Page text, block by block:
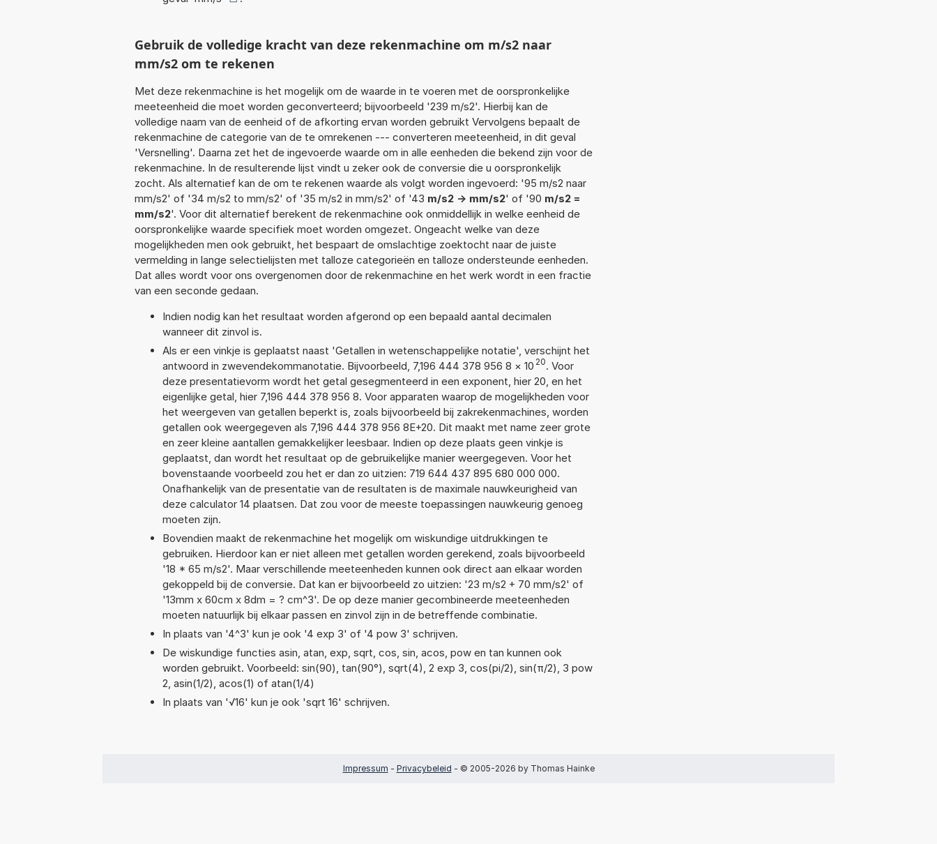
Gebruik de volledige kracht van deze rekenmachine om m/s2 naar
mm/s2 om te rekenen
Met deze rekenmachine is het mogelijk om de waarde in te voeren met de oorspronkelijke
meeteenheid die moet worden geconverteerd; bijvoorbeeld '239 m/s2'. Hierbij kan de
volledige naam van de eenheid of de afkorting ervan worden gebruikt Vervolgens bepaalt de
rekenmachine de categorie van de te omrekenen --- converteren meeteenheid, in dit geval
'Versnelling'. Daarna zet het de ingevoerde waarde om in alle eenheden die bekend zijn voor de
rekenmachine. In de resulterende lijst vindt u zeker ook de conversie die u oorspronkelijk
zocht. Als alternatief kan de om te rekenen waarde als volgt worden ingevoerd: '95 m/s2 naar
mm/s2' of '34 m/s2 to mm/s2' of '35 m/s2 in mm/s2' of '43 m/s2 -> mm/s2' of '90 m/s2 =
mm/s2'. Voor dit alternatief berekent de rekenmachine ook onmiddellijk in welke eenheid de
oorspronkelijke waarde specifiek moet worden omgezet. Ongeacht welke van deze
mogelijkheden men ook gebruikt, het bespaart de omslachtige zoektocht naar de juiste
vermelding in lange selectielijsten met talloze categorieën en talloze ondersteunde eenheden.
Dat alles wordt voor ons overgenomen door de rekenmachine en het werk wordt in een fractie
van een seconde gedaan.
Indien nodig kan het resultaat worden afgerond op een bepaald aantal decimalen
wanneer dit zinvol is.
Als er een vinkje is geplaatst naast 'Getallen in wetenschappelijke notatie', verschijnt het
antwoord in zwevendekommanotatie. Bijvoorbeeld, 7,196 444 378 956 8 × 10 20. Voor
deze presentatievorm wordt het getal gesegmenteerd in een exponent, hier 20, en het
eigenlijke getal, hier 7,196 444 378 956 8. Voor apparaten waarop de mogelijkheden voor
het weergeven van getallen beperkt is, zoals bijvoorbeeld bij zakrekenmachines, worden
getallen ook weergegeven als 7,196 444 378 956 8E+20. Dit maakt met name zeer grote
en zeer kleine aantallen gemakkelijker leesbaar. Indien op deze plaats geen vinkje is
geplaatst, dan wordt het resultaat op de gebruikelijke manier weergegeven. Voor het
bovenstaande voorbeeld zou het er dan zo uitzien: 719 644 437 895 680 000 000.
Onafhankelijk van de presentatie van de resultaten is de maximale nauwkeurigheid van
deze calculator 14 plaatsen. Dat zou voor de meeste toepassingen nauwkeurig genoeg
moeten zijn.
Bovendien maakt de rekenmachine het mogelijk om wiskundige uitdrukkingen te
gebruiken. Hierdoor kan er niet alleen met getallen worden gerekend, zoals bijvoorbeeld
'18 * 65 m/s2'. Maar verschillende meeteenheden kunnen ook direct aan elkaar worden
gekoppeld bij de conversie. Dat kan er bijvoorbeeld zo uitzien: '23 m/s2 + 70 mm/s2' of
'13mm x 60cm x 8dm = ? cm^3'. De op deze manier gecombineerde meeteenheden
moeten natuurlijk bij elkaar passen en zinvol zijn in de betreffende combinatie.
In plaats van '4^3' kun je ook '4 exp 3' of '4 pow 3' schrijven.
De wiskundige functies asin, atan, exp, sqrt, cos, sin, acos, pow en tan kunnen ook
worden gebruikt. Voorbeeld: sin(90), tan(90°), sqrt(4), 2 exp 3, cos(pi/2), sin(π/2), 3 pow
2, asin(1/2), acos(1) of atan(1/4)
In plaats van '√16' kun je ook 'sqrt 16' schrijven.
Impressum - Privacybeleid - © 2005-2026 by Thomas Hainke